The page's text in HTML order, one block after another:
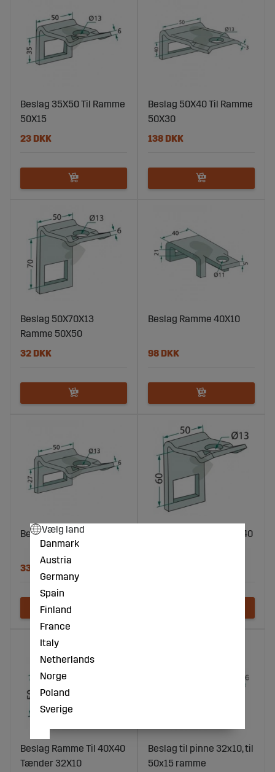
Beslag 35X50 Til Ramme
50X15
23 DKK
Beslag 50X40 Til Ramme
50X30
138 DKK
Beslag 50X70X13
Ramme 50X50
32 DKK
Beslag Ramme 40X10
98 DKK
Beslag Ramme 50X15
33 DKK
Beslag Ramme Til 40X40
Beslag Ramme Til 40X40
Tænder 32X10
Beslag til pinne 32x10, til
50x15 ramme
Vælg land
Danmark
Austria
Germany
Spain
Finland
France
Italy
Netherlands
Norge
Poland
Sverige